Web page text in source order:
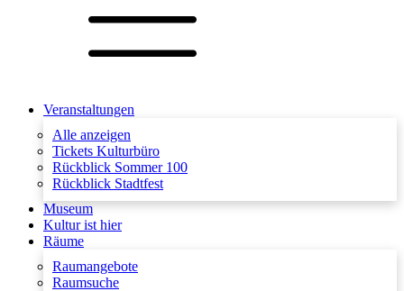
Veranstaltungen
Alle anzeigen
Tickets Kulturbüro
Rückblick Sommer 100
Rückblick Stadtfest
Museum
Kultur ist hier
Räume
Raumangebote
Raumsuche